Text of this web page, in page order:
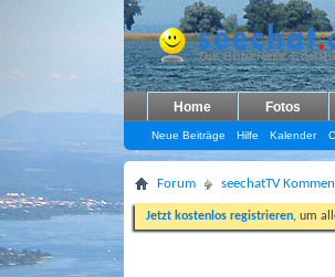
Home Fotos
Neue Beiträge Hilfe Kalender
Forum seechatTV
Jetzt kostenlos registrieren, um